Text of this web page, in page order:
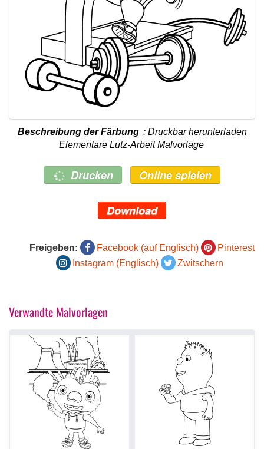
Beschreibung der Färbung : Druckbar herunterladen
Elementare Lutz-Arbeit Malvorlage
Drucken Online spielen
Download
Freigeben: Facebook (auf Englisch)
Pinterest
Instagram (Englisch)
Zwitschern
Verwandte Malvorlagen